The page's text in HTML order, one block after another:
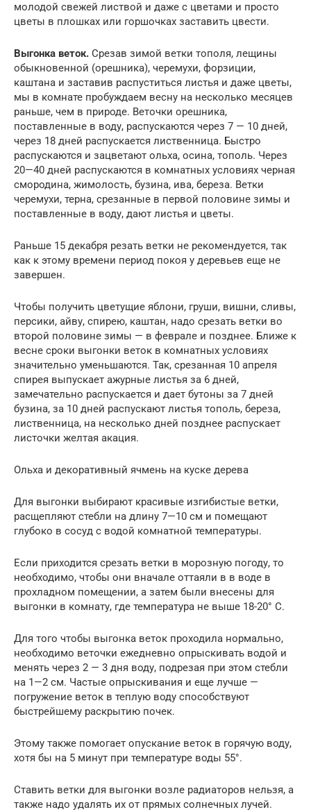
молодой свежей листвой и даже с цветами и просто
цветы в плошках или горшочках заставить цвести.
Выгонка веток. Срезав зимой ветки тополя, лещины
обыкновенной (орешника), черемухи, форзиции,
каштана и заставив распуститься листья и даже цветы,
мы в комнате пробуждаем весну на несколько месяцев
раньше, чем в природе. Веточки орешника,
поставленные в воду, распускаются через 7 — 10 дней,
через 18 дней распускается лиственница. Быстро
распускаются и зацветают ольха, осина, тополь. Через
20—40 дней распускаются в комнатных условиях черная
смородина, жимолость, бузина, ива, береза. Ветки
черемухи, терна, срезанные в первой половине зимы и
поставленные в воду, дают листья и цветы.
Раньше 15 декабря резать ветки не рекомендуется, так
как к этому времени период покоя у деревьев еще не
завершен.
Чтобы получить цветущие яблони, груши, вишни, сливы,
персики, айву, спирею, каштан, надо срезать ветки во
второй половине зимы — в феврале и позднее. Ближе к
весне сроки выгонки веток в комнатных условиях
значительно уменьшаются. Так, срезанная 10 апреля
спирея выпускает ажурные листья за 6 дней,
замечательно распускается и дает бутоны за 7 дней
бузина, за 10 дней распускают листья тополь, береза,
лиственница, на несколько дней позднее распускает
листочки желтая акация.
Ольха и декоративный ячмень на куске дерева
Для выгонки выбирают красивые изгибистые ветки,
расщепляют стебли на длину 7—10 см и помещают
глубоко в сосуд с водой комнатной температуры.
Если приходится срезать ветки в морозную погоду, то
необходимо, чтобы они вначале оттаяли в в воде в
прохладном помещении, а затем были внесены для
выгонки в комнату, где температура не выше 18-20° С.
Для того чтобы выгонка веток проходила нормально,
необходимо веточки ежедневно опрыскивать водой и
менять через 2 — 3 дня воду, подрезая при этом стебли
на 1—2 см. Частые опрыскивания и еще лучше —
погружение веток в теплую воду способствуют
быстрейшему раскрытию почек.
Этому также помогает опускание веток в горячую воду,
хотя бы на 5 минут при температуре воды 55°.
Ставить ветки для выгонки возле радиаторов нельзя, а
также надо удалять их от прямых солнечных лучей.